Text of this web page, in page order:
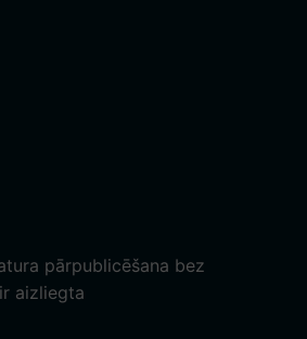
pārpublicēšana bez
aizliegta